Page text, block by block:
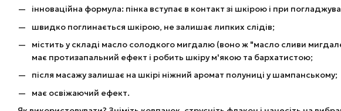
інноваційна формула: пінка вступає в контакт зі шкірою і при
швидко поглинається шкірою, не залишає липких слідів;
містить у складі масло солодкого мигдалю (воно ж "масло сливи
має протизапальний ефект і робить шкіру м'якою та бархатистою;
після масажу залишає на шкірі ніжний аромат полуниці у шампанському;
має освіжаючий ефект.